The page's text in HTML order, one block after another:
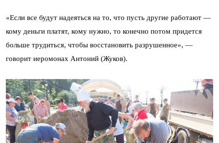
«Если все будут надеяться на то, что пусть другие работают —
кому деньги платят, кому нужно, то конечно потом придется
больше трудиться, чтобы восстановить разрушенное», —
говорит иеромонах Антоний (Жуков).